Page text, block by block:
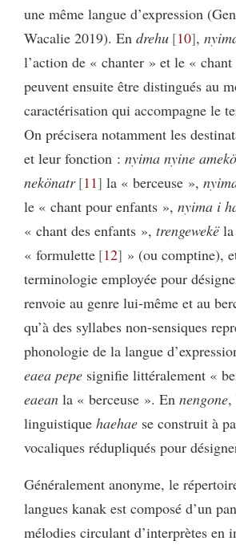
une même langue d’expression
Wacalie 2019). En drehu 10 ,
l’action de « chanter » et le «
peuvent ensuite être distingués au
caractérisation qui accompagne le
On précisera notamment les
et leur fonction : nyima nyine amekö
nekönatr 11 la « berceuse »,
le « chant pour enfants », nyima i
« chant des enfants », trengewekëla
« formulette 12 » (ou comptine),
terminologie employée pour
renvoie au genre lui-même et au
qu’à des syllabes non-sensiques
phonologie de la langue
eaea pepe signifie littéralement «
eaean la « berceuse ». En nengone,
linguistique haehae se construit à
vocaliques rédupliqués pour
Généralement anonyme, le
langues kanak est composé d’un
mélodies circulant d’interprètes en